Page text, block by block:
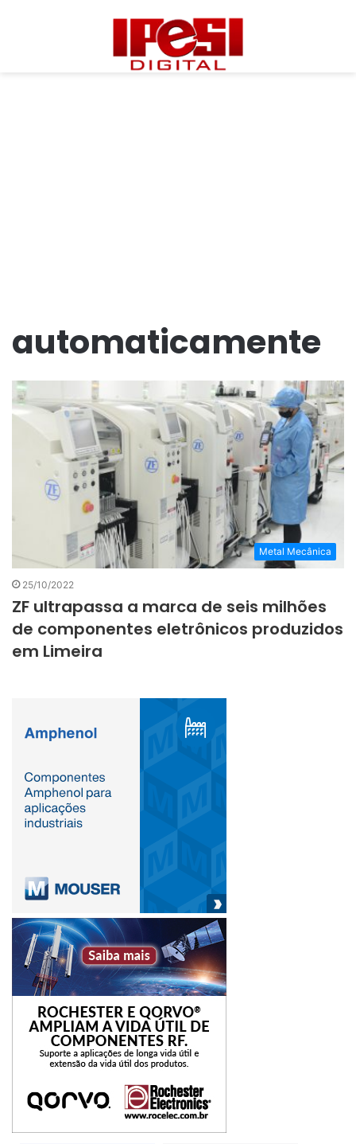
automaticamente
Metal Mecânica
25/10/2022
ZF ultrapassa a marca de seis milhões
de componentes eletrônicos produzidos
em Limeira